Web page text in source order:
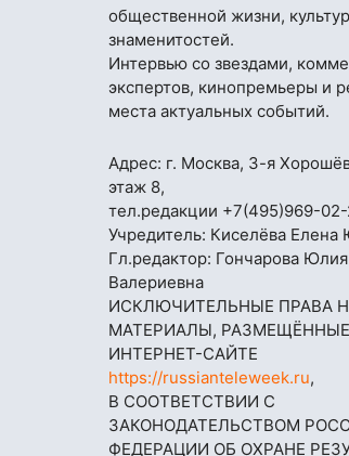
общественной жизни,
знаменитостей.
Интервью со звездами,
экспертов, кинопремьеры и
места актуальных событий.
Адрес: г. Москва, 3-я
этаж 8,
тел.редакции +7(495)969-
Учредитель: Киселёва Елена
Гл.редактор: Гончарова Юлия
Валериевна
ИСКЛЮЧИТЕЛЬНЫЕ ПРАВА
МАТЕРИАЛЫ,
ИНТЕРНЕТ-САЙТЕ
https://russianteleweek.ru,
В СООТВЕТСТВИИ С
ЗАКОНОДАТЕЛЬСТВОМ
ФЕДЕРАЦИИ ОБ ОХРАНЕ